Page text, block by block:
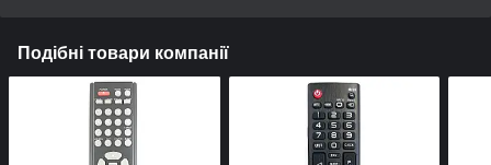
Подібні товари компанії